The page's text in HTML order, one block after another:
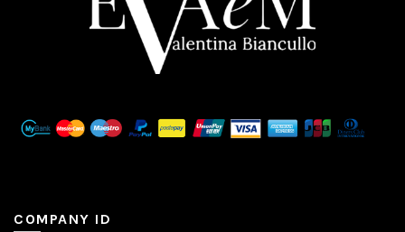
COMPANY ID